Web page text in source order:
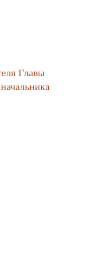
Декабря 2014 Года По Делу №
Главы
Администрации